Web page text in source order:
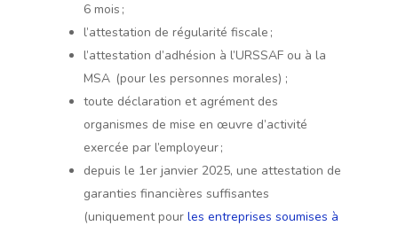
6 mois ;
l’attestation de régularité fiscale ;
l’attestation d’adhésion à l’URSSAF ou à la
MSA (pour les personnes morales) ;
toute déclaration et agrément des
organismes de mise en œuvre d’activité
exercée par l’employeur ;
depuis le 1er janvier 2025, une attestation de
garanties financières suffisantes
(uniquement pour les entreprises soumises à